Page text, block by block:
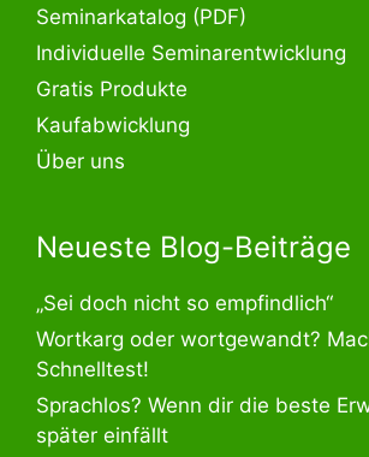
Seminarkatalog (PDF)
Individuelle Seminarentwicklung
Gratis Produkte
Kaufabwicklung
Über uns
Neueste Blog-Beiträge
„Sei doch nicht so empfindlich“
Wortkarg oder wortgewandt?
Schnelltest!
Sprachlos? Wenn dir die beste
später einfällt